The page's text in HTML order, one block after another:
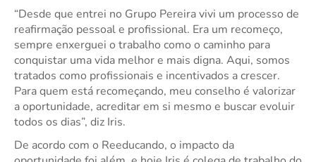
“Desde que entrei no Grupo Pereira vivi um processo de
reafirmação pessoal e profissional. Era um recomeço,
sempre enxerguei o trabalho como o caminho para
conquistar uma vida melhor e mais digna. Aqui, somos
tratados como profissionais e incentivados a crescer.
Para quem está recomeçando, meu conselho é valorizar
a oportunidade, acreditar em si mesmo e buscar evoluir
todos os dias”, diz Iris.
De acordo com o Reeducando, o impacto da